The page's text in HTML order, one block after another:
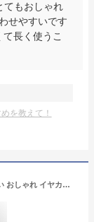
てもおしゃれ
せやすいです
長く使うこ
を教えて！
10金 ゴールド イヤーカフ シンプル 華奢 かわいい おしゃれ イヤカフ 片耳用 1個売りレディース 女性用 誕生日プレゼント 妻 母 金属アレルギー 安心 結婚式 お呼ばれ アクセサリー ジュエリー シンプル 華奢 かわいい 小さい 小さめ 軽い 即納